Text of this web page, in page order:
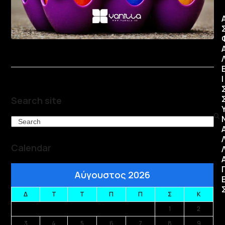
Search site
Search
Calendar
Αύγουστος 2026
Δ Τ Τ Π Π Σ
Κ
1
2
3
4 5 6 7 8 9
Ι